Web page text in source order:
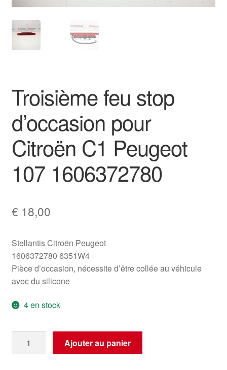
Politique de confidentialité
Procédure de Réclamation
Troisième feu stop
d’occasion pour
Citroën C1 Peugeot
107 1606372780
€ 18,00
Stellantis Citroën Peugeot
1606372780 6351W4
Pièce d’occasion, nécessite d’être collée au véhicule
avec du silicone
4 en stock
Ajouter au panier